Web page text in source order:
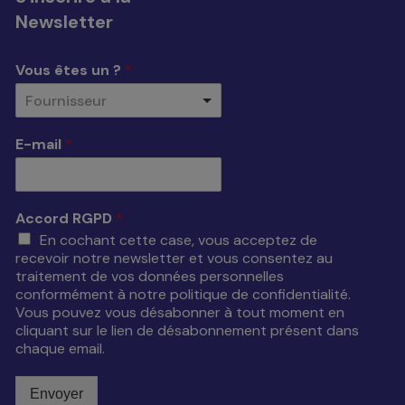
Newsletter
Vous êtes un ? *
Fournisseur
E-mail *
Accord RGPD *
En cochant cette case, vous acceptez de
recevoir notre newsletter et vous consentez au
traitement de vos données personnelles
conformément à notre politique de confidentialité.
Vous pouvez vous désabonner à tout moment en
cliquant sur le lien de désabonnement présent dans
chaque email.
Envoyer